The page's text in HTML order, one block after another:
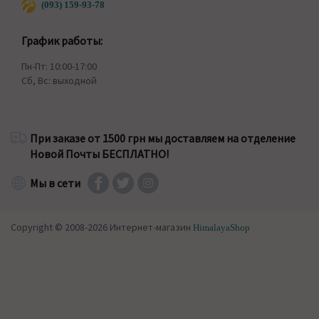
(093) 159-93-78
График работы:
Пн-Пт: 10:00-17:00
Сб, Вс: выходной
При заказе от 1500 грн мы доставляем на отделение
Новой Почты БЕСПЛАТНО!
Мы в сети
Copyright © 2008-2026 Интернет-магазин HimalayaShop